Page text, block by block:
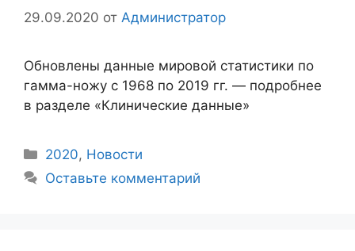
29.09.2020 от Администратор
Обновлены данные мировой статистики по
гамма-ножу с 1968 по 2019 гг. — подробнее
в разделе «Клинические данные»
2020, Новости
Оставьте комментарий